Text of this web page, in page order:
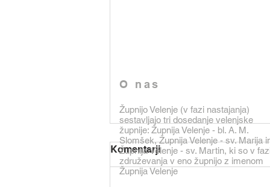
Vi jim dajte jesti
Jezus nas s tem, ko svojim
Komentarji
O nas
Župnijo Velenje (v fazi nastajanja)
sestavljajo tri dosedanje velenjske
župnije: Župnija Velenje - bl. A. M.
Slomšek, Župnija Velenje - sv. Marija
Župnija Velenje - sv. Martin, ki so v
združevanja v eno župnijo z imenom
Župnija Velenje